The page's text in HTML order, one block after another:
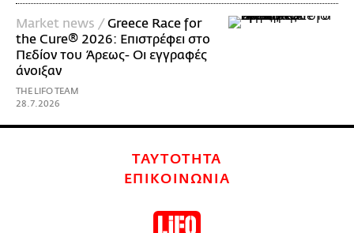
Market news /Greece Race for
the Cure® 2026: Επιστρέφει στο
Πεδίον του Άρεως- Οι εγγραφές
άνοιξαν
THE LIFO TEAM
28.7.2026
ΤΑΥΤΟΤΗΤΑ
ΕΠΙΚΟΙΝΩΝΙΑ